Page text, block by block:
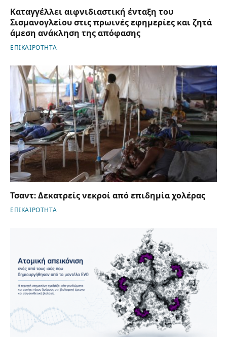
Καταγγέλλει αιφνιδιαστική ένταξη του
Σισμανογλείου στις πρωινές εφημερίες και ζητά
άμεση ανάκληση της απόφασης
ΕΠΙΚΑΙΡΟΤΗΤΑ
Τσαντ: Δεκατρείς νεκροί από επιδημία χολέρας
ΕΠΙΚΑΙΡΟΤΗΤΑ